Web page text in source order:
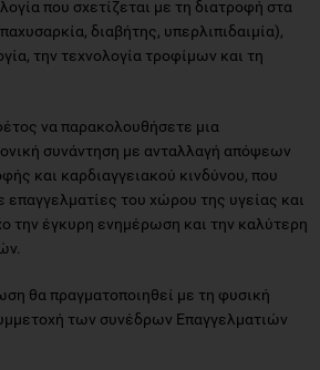
που σχετίζεται με τη διατροφή στα
διαβήτης, υπερλιπιδαιμία),
την τεχνολογία τροφίμων και τη
να παρακολουθήσετε μια
συνάντηση με ανταλλαγή απόψεων
και καρδιαγγειακού κινδύνου, που
επαγγελματίες του χώρου της υγείας και
την έγκυρη ενημέρωση και την καλύτερη
θα πραγματοποιηθεί με τη φυσική
των συνέδρων Επαγγελματιών